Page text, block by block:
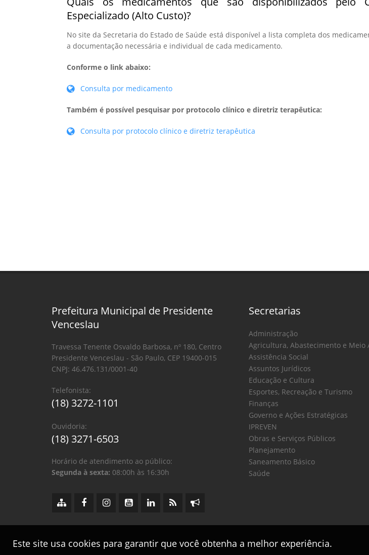
Especializado (Alto Custo)?
No site da Secretaria do Estado de Saúde está disponível a lista completa dos
a documentação necessária e individual de cada medicamento.
Conforme o link abaixo:
Consulta por medicamento
Também é possível pesquisar por protocolo clínico e diretriz terapêutica:
Consulta por protocolo clínico e diretriz terapêutica
Este site usa cookies para garantir que você obtenha a melhor experiência.
Prefeitura Municipal de Presidente
Venceslau
Travessa Tenente Osvaldo Barbosa, nº 180, Centro
Presidente Venceslau - São Paulo, CEP 19400-015
CNPJ: 46.476.131/0001-40
Telefonista:
(18) 3272-1101
Ouvidoria:
(18) 3271-6503
Horário de atendimento ao público:
Segunda à sexta: 08:00h às 16:30h
Secretarias
Administração
Agricultura, Abastecimento e Meio
Assistência Social
Assuntos Jurídicos
Educação e Cultura
Esportes, Recreação e Turismo
Finanças
Governo e Ações Estratégicas
IPREVEN
Obras e Serviços Públicos
Planejamento
Saneamento Básico
Saúde